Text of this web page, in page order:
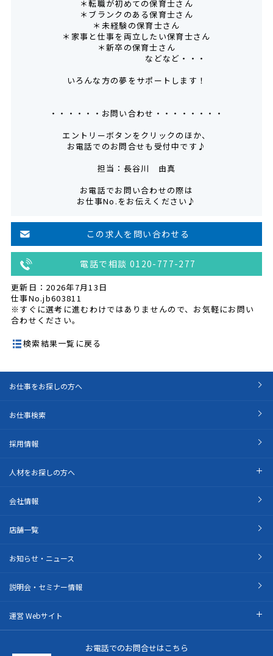
＊転職が初めての保育士さん
＊ブランクのある保育士さん
＊未経験の保育士さん
＊家事と仕事を両立したい保育士さん
＊新卒の保育士さん
などなど・・・
いろんな方の夢をサポートします！
・・・・・・お問い合わせ・・・・・・・・
エントリーボタンをクリックのほか、
お電話でのお問合せも受付中です♪
担当：長谷川 由真
お電話でお問い合わせの際は
お仕事No.をお伝えください♪
この求人を問い合わせる
電話で相談 0120-777-277
更新日：2026年7月13日
仕事No.jb603811
※すぐに選考に進むわけではありませんので、お気軽にお問い
合わせください。
検索結果一覧に戻る
お仕事をお探しの方へ
お仕事検索
採用情報
人材をお探しの方へ
会社情報
店舗一覧
お知らせ・ニュース
説明会・セミナー情報
運営 Webサイト
お電話でのお問合せはこちら